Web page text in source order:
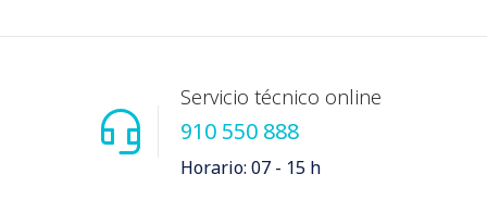
Servicio técnico online
910 550 888
Horario: 07 - 15 h